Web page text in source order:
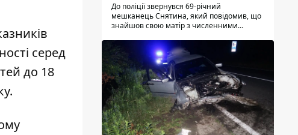
серед
до 18
До поліції звернувся 69-річний
мешканець Снятина, який повідомив, що
знайшов свою матір з численними
з'ясували правоохоронці, ці травми жінці
наніс її син.